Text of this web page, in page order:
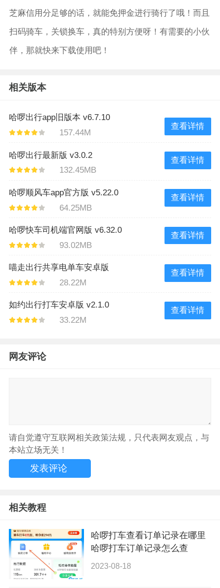
芝麻信用分足够的话，就能免押金进行骑行了哦！而且
扫码骑车，关锁换车，真的特别方便呀！有需要的小伙
伴，那就快来下载使用吧！
相关版本
哈啰出行app旧版本 v6.7.10
157.44M
查看详情
哈啰出行最新版 v3.0.2
132.45MB
查看详情
哈啰顺风车app官方版 v5.22.0
64.25MB
查看详情
哈啰快车司机端官网版 v6.32.0
93.02MB
查看详情
喵走出行共享电单车安卓版
v2.23.0908.140028.22M
查看详情
如约出行打车安卓版 v2.1.0
33.22M
查看详情
网友评论
请自觉遵守互联网相关政策法规，只代表网友观点，与
本站立场无关！
相关教程
哈啰打车查看订单记录在哪里
哈啰打车订单记录怎么查
2023-08-18